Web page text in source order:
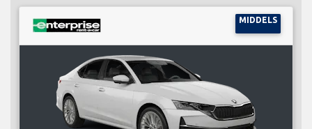
MIDDELS